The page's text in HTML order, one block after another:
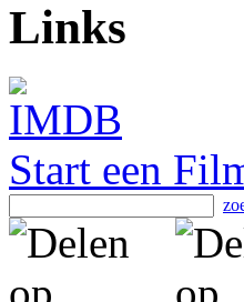
Links
Start een